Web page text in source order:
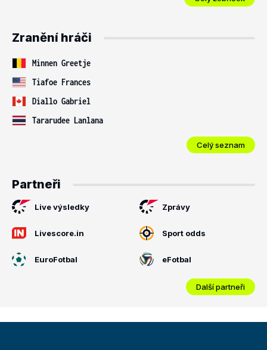
Zranění hráči
Minnen Greetje
Tiafoe Frances
Diallo Gabriel
Tararudee Lanlana
Celý seznam
Partneři
Live výsledky Zprávy
Livescore.in Sport odds
EuroFotbal eFotbal
Další partneři